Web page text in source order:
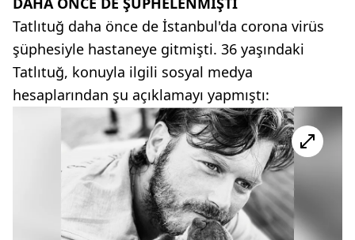
Tatlıtuğ daha önce de İstanbul'da corona virüs
şüphesiyle hastaneye gitmişti. 36 yaşındaki
Tatlıtuğ, konuyla ilgili sosyal medya
hesaplarından şu açıklamayı yapmıştı: